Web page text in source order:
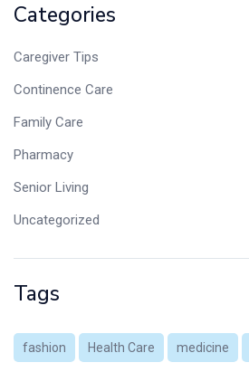
Categories
Caregiver Tips
Continence Care
Family Care
Pharmacy
Senior Living
Uncategorized
Tags
fashion Health Care medicine